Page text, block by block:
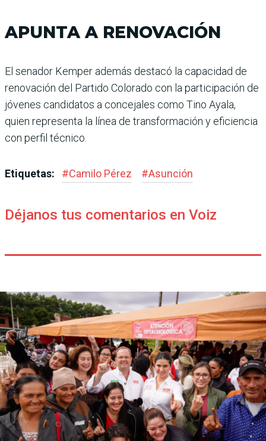
APUNTA A RENOVACIÓN
El senador Kemper además destacó la capacidad de
renovación del Partido Colorado con la participación de
jóvenes candidatos a concejales como Tino Ayala,
quien representa la línea de transformación y eficiencia
con perfil técnico.
Etiquetas: #Camilo Pérez #Asunción
Déjanos tus comentarios en Voiz